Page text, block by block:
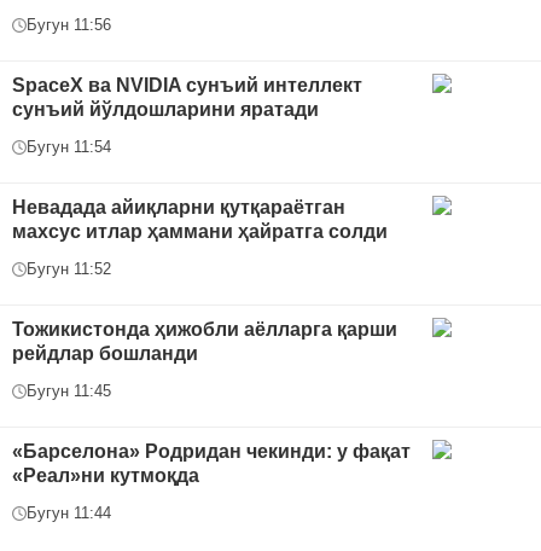
Бугун 11:56
SpaceX ва NVIDIA сунъий интеллект
сунъий йўлдошларини яратади
Бугун 11:54
Невадада айиқларни қутқараётган
махсус итлар ҳаммани ҳайратга солди
Бугун 11:52
Тожикистонда ҳижобли аёлларга қарши
рейдлар бошланди
Бугун 11:45
«Барселона» Родридан чекинди: у фақат
«Реал»ни кутмоқда
Бугун 11:44